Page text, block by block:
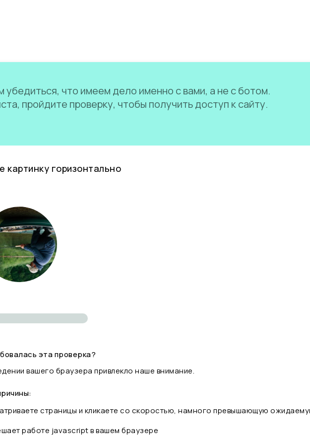
убедиться, что имеем дело именно с вами, а не с ботом.
пройдите проверку, чтобы получить доступ к сайту.
картинку горизонтально
эта проверка?
вашего браузера привлекло наше внимание.
страницы и кликаете со скоростью, намного превышающую
работе javascript в вашем браузере